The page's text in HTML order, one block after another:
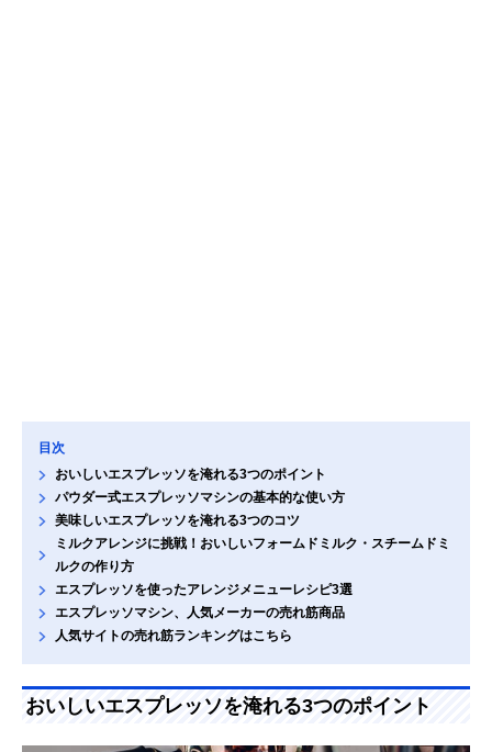
目次
おいしいエスプレッソを淹れる3つのポイント
パウダー式エスプレッソマシンの基本的な使い方
美味しいエスプレッソを淹れる3つのコツ
ミルクアレンジに挑戦！おいしいフォームドミルク・スチームドミ
ルクの作り方
エスプレッソを使ったアレンジメニューレシピ3選
エスプレッソマシン、人気メーカーの売れ筋商品
人気サイトの売れ筋ランキングはこちら
おいしいエスプレッソを淹れる3つのポイント